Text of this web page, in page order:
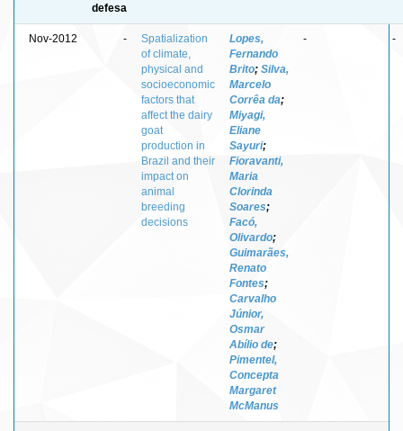
defesa
Nov-2012 -
Spatialization
of climate,
physical and
socioeconomic
factors that
affect the dairy
goat
production in
Brazil and their
impact on
animal
breeding
decisions
Lopes,
Fernando
Brito; Silva,
Marcelo
Corrêa da;
Miyagi,
Eliane
Sayuri;
Fioravanti,
Maria
Clorinda
Soares;
Facó,
Olivardo;
Guimarães,
Renato
Fontes;
Carvalho
Júnior,
Osmar
Abílio de;
Pimentel,
Concepta
Margaret
McManus
- -